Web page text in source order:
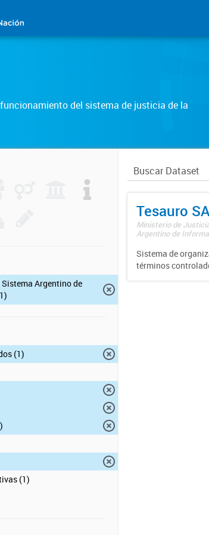
del sistema de justicia de la
Argentino de
(1)
(1)
Tesauro
Ministerio de
Argentino de
Sistema de
términos